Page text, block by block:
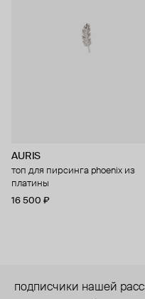
AURIS
топ для пирсинга phoenix из
платины
16 500 ₽
подписчики нашей